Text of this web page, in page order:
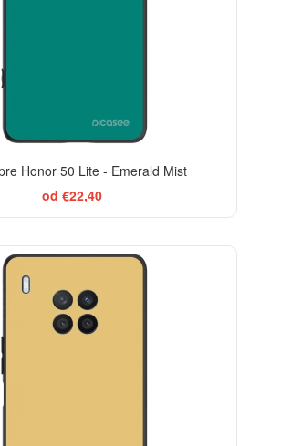
Honor 50 Lite - Emerald Mist
od €22,40